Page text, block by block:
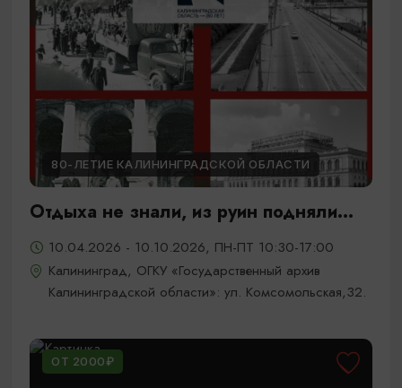
80-ЛЕТИЕ КАЛИНИНГРАДСКОЙ ОБЛАСТИ
Отдыха не знали, из руин подняли...
10.04.2026 - 10.10.2026, ПН-ПТ 10:30-17:00
Калининград, ОГКУ «Государственный архив
Калининградской области»: ул. Комсомольская,32.
ОТ 2000₽